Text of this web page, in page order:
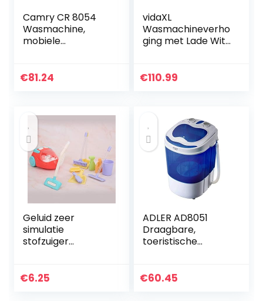
Camry CR 8054
Wasmachine,
mobiele
huishouden,
€81.24
vidaXL
Wasmachineverho
ging met Lade Wit
Platform
€110.99
Geluid zeer
simulatie
stofzuiger
kinderen
€6.25
ADLER AD8051
Draagbare,
toeristische
3 kg, wit/blauw
€60.45